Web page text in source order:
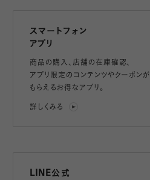
スマートフォン
アプリ
商品の購入、店舗の在庫確認、
アプリ限定のコンテンツやクーポンが
もらえるお得なアプリ。
詳しくみる
LINE公式